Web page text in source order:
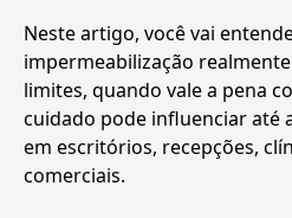
Neste artigo, você vai
impermeabilização
limites, quando vale a pena
cuidado pode influenciar até
em escritórios, recepções,
comerciais.